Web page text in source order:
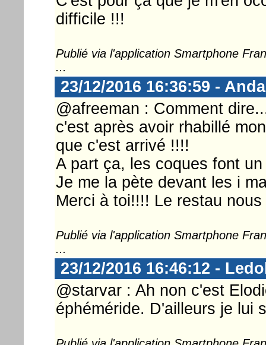
difficile !!!
Publié via l'application Smartphone
...
23/12/2016 16:36:59 -
@afreeman : Comment
c'est après avoir rhabillé
que c'est arrivé !!!!
A part ça, les coques font
Je me la pète devant les i
Merci à toi!!!! Le restau
Publié via l'application Smartphone
...
23/12/2016 16:46:12 -
@starvar : Ah non c'est
éphéméride. D'ailleurs je lui